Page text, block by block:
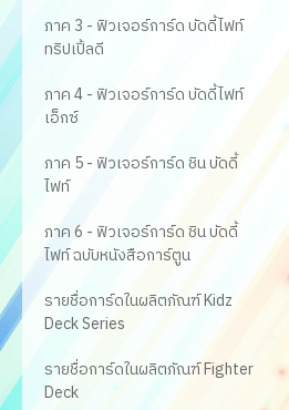
ภาค 3 - ฟิวเจอร์การ์ด บัดดี้ไฟท์
ทริปเปิ้ลดี
ภาค 4 - ฟิวเจอร์การ์ด บัดดี้ไฟท์
เอ็กซ์
ภาค 5 - ฟิวเจอร์การ์ด ชิน บัดดี้
ไฟท์
ภาค 6 - ฟิวเจอร์การ์ด ชิน บัดดี้
ไฟท์ ฉบับหนังสือการ์ตูน
รายชื่อการ์ดในผลิตภัณฑ์ Kidz
Deck Series
รายชื่อการ์ดในผลิตภัณฑ์ Fighter
Deck